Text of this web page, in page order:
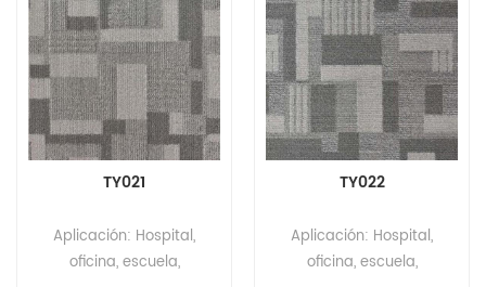
Gris Serie: MOQUETA DE
OFICINA BALDOSAS SERIE
GRAY LINE Tamaño: 66,7
cm x 66,7 cm Espesor
total: 1 2 mm ± 0,5 mm
Construcción: Máquina
de color Calibre: 1/10"
PET Altura de la pila: 5 mm
± 0,5 mm Respaldo: No
Gris Serie: MOQUETA DE
OFICINA BALDOSAS SERIE
GRAY LINE Tamaño: 66,7
cm x 66,7 cm Espesor
total: 1 2 mm ± 0,5 mm
Construcción: Máquina
de color Calibre: 1/10"
PET Altura de la pila: 5 mm
± 0,5 mm Respaldo: No
TY021
Aplicación: Hospital,
oficina, escuela,
TY022
Aplicación: Hospital,
oficina, escuela,